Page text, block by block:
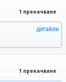
1 прекачване
детайли
1 прекачване